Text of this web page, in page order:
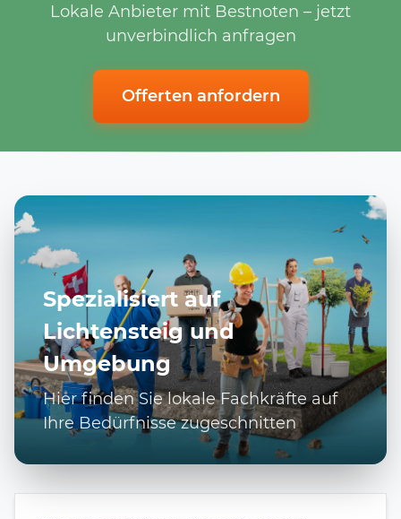
Lokale Anbieter mit Bestnoten – jetzt
unverbindlich anfragen
Offerten anfordern
Spezialisiert auf
Lichtensteig und
Umgebung
Hier finden Sie lokale Fachkräfte auf
Ihre Bedürfnisse zugeschnitten